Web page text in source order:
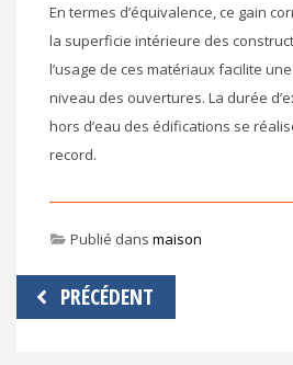
En termes d’équivalence, ce gain
la superficie intérieure des
l’usage de ces matériaux facilite
niveau des ouvertures. La durée
hors d’eau des édifications se
record.
Publié dans maison
Navigation
de
PRÉCÉDENT